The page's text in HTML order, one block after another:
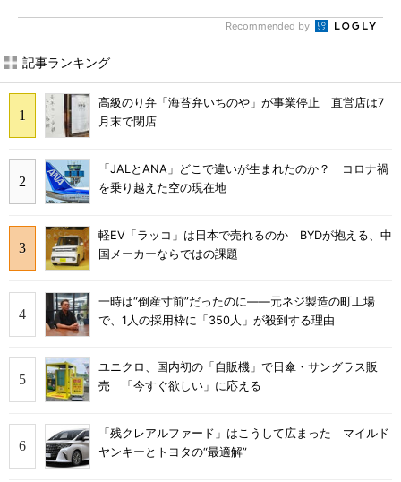
Recommended by
記事ランキング
高級のり弁「海苔弁いちのや」が事業停止 直営店は7
月末で閉店
「JALとANA」どこで違いが生まれたのか？ コロナ禍
を乗り越えた空の現在地
軽EV「ラッコ」は日本で売れるのか BYDが抱える、中
国メーカーならではの課題
一時は“倒産寸前”だったのに――元ネジ製造の町工場
で、1人の採用枠に「350人」が殺到する理由
ユニクロ、国内初の「自販機」で日傘・サングラス販
売 「今すぐ欲しい」に応える
「残クレアルファード」はこうして広まった マイルド
ヤンキーとトヨタの“最適解”